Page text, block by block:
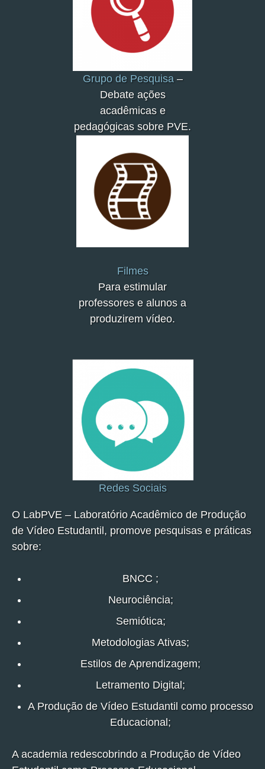
Grupo de Pesquisa–
Debate ações
acadêmicas e
pedagógicas sobre PVE.
Filmes
Para estimular
professores e alunos a
produzirem vídeo.
Redes Sociais
O LabPVE – Laboratório Acadêmico de Produção
de Vídeo Estudantil, promove pesquisas e práticas
sobre:
BNCC ;
Neurociência;
Semiótica;
Metodologias Ativas;
Estilos de Aprendizagem;
Letramento Digital;
A Produção de Vídeo Estudantil como processo
Educacional;
A academia redescobrindo a Produção de Vídeo